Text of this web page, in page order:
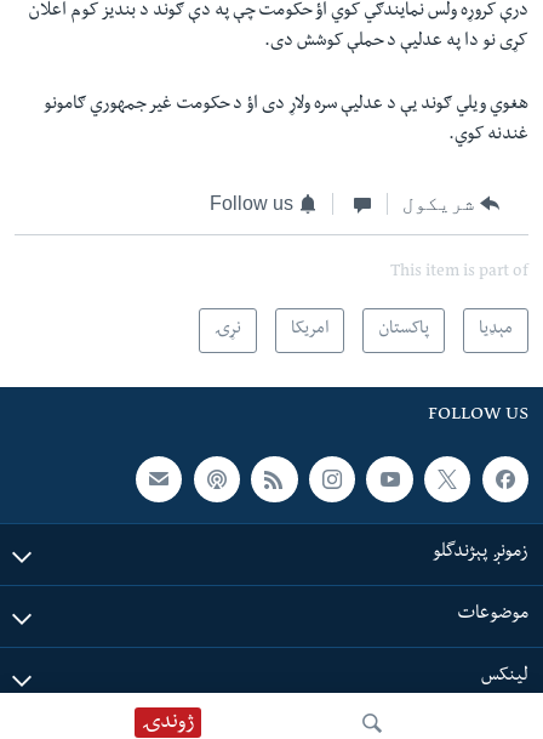
ژوندۍ
درې کروړه ولس نمایندګي کوي اؤ حکومت چې په دې ګوند د بندیز کوم اعلان
کړی نو دا په عدلیې د حملې کوشش دی.
هغوي ویلي ګوند یې د عدلیې سره ولاړ دی اؤ د حکومت غیر جمهوري ګامونو
غندنه کوي.
شریکول Follow us
This item is part of
مېډیا پاکستان امریکا نړۍ
FOLLOW US
زمونږ پېژندگلو
موضوعات
لینکس